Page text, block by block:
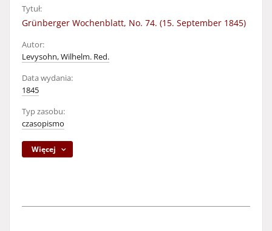
Tytuł:
Grünberger Wochenblatt, No. 74. (15. September 1845)
Autor:
Levysohn, Wilhelm. Red.
Data wydania:
1845
Typ zasobu:
czasopismo
Więcej